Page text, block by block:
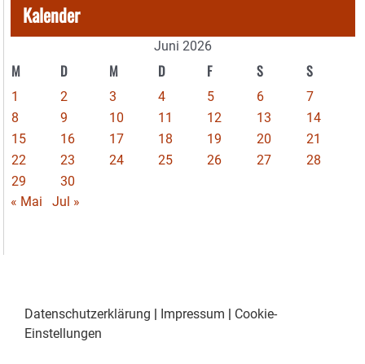
Kalender
Juni 2026
M D M D F S S
1 2 3 4 5 6
7
8
9 10 11 12 13
14
15
16 17 18 19 20
21
22
23 24 25 26 27
28
29
30
« Mai
Jul »
Datenschutzerklärung | Impressum | Cookie-
Einstellungen